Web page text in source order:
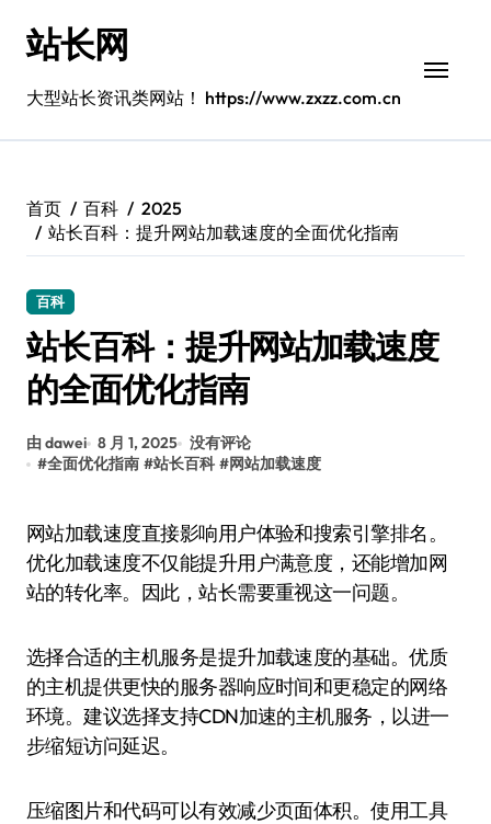
站长网
大型站长资讯类网站！ https://www.zxzz.com.cn
首页 百科
2025
站长百科：提升网站加载速度的全面优化指南
百科
站长百科：提升网站加载速度
的全面优化指南
由 dawei 8 月 1, 2025 没有评论
#全面优化指南 #站长百科 #网站加载速度
网站加载速度直接影响用户体验和搜索引擎排名。
优化加载速度不仅能提升用户满意度，还能增加网
站的转化率。因此，站长需要重视这一问题。
选择合适的主机服务是提升加载速度的基础。优质
的主机提供更快的服务器响应时间和更稳定的网络
环境。建议选择支持CDN加速的主机服务，以进一
步缩短访问延迟。
压缩图片和代码可以有效减少页面体积。使用工具